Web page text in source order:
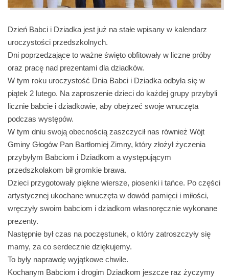
Dzień Babci i Dziadka jest już na stałe wpisany w kalendarz
uroczystości przedszkolnych.
Dni poprzedzające to ważne święto obfitowały w liczne próby
oraz pracę nad prezentami dla dziadków.
W tym roku uroczystość Dnia Babci i Dziadka odbyła się w
piątek 2 lutego. Na zaproszenie dzieci do każdej grupy przybyli
licznie babcie i dziadkowie, aby obejrzeć swoje wnuczęta
podczas występów.
W tym dniu swoją obecnością zaszczycił nas również Wójt
Gminy Głogów Pan Bartłomiej Zimny, który złożył życzenia
przybyłym Babciom i Dziadkom a występującym
przedszkolakom bił gromkie brawa.
Dzieci przygotowały piękne wiersze, piosenki i tańce. Po części
artystycznej ukochane wnuczęta w dowód pamięci i miłości,
wręczyły swoim babciom i dziadkom własnoręcznie wykonane
prezenty.
Następnie był czas na poczęstunek, o który zatroszczyły się
mamy, za co serdecznie dziękujemy.
To były naprawdę wyjątkowe chwile.
Kochanym Babciom i drogim Dziadkom jeszcze raz życzymy